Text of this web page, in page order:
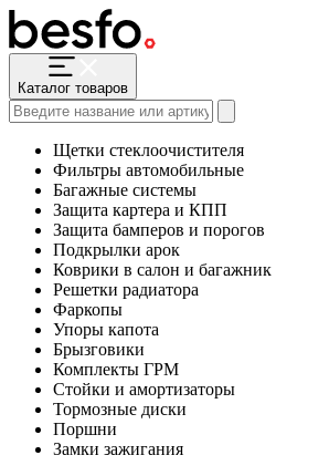
Каталог товаров
Щетки стеклоочистителя
Фильтры автомобильные
Багажные системы
Защита картера и КПП
Защита бамперов и порогов
Подкрылки арок
Коврики в салон и багажник
Решетки радиатора
Фаркопы
Упоры капота
Брызговики
Комплекты ГРМ
Стойки и амортизаторы
Тормозные диски
Поршни
Замки зажигания